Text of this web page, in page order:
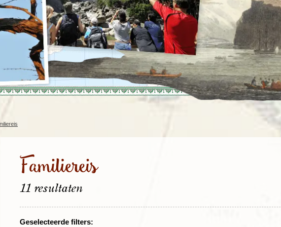
Swaziland
Tanzania
Togo
Zambia
Zanzibar
Zimbabwe
Zuid-Afrika
Brazilië
Chili
Colombia
Costa Rica
Cuba
Ecuador
El Salvador
Mexico
Nicaragua
Paaseiland
Paraguay
Peru
Suriname
Cultuur (12)
Natuur (3)
Azoren
Balkan
Baltische Staten
Bosnië en Herzegovina
Bulgarije
Engeland
Estland
Finland
Frankrijk
Italië
Kroatië
Natuur (16)
Nieuwe reizen
Rondreis China & Tibet, 42
dagen
Rondreis Sulawesi &
Molukken, 22 dagen
Filipijnen
India
Indochina
Indonesië
Japan
Jordanië
Kazachstan
Kirgizië
Laos
Malediven
Familiereis
11 resultaten
Geselecteerde filters: